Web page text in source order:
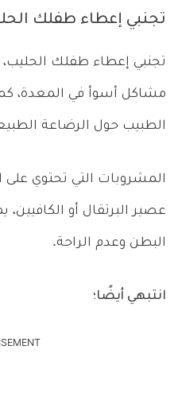
تجنبي إعطاء طفلك
تجنبي إعطاء طفلك
مشاكل أسوأ في المعدة،
الطبيب حول الرضاعة
المشروبات التي تحتوي
عصير البرتقال أو
البطن وعدم الراحة.
انتبهي أيضًا؛